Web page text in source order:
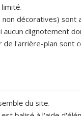
décoratives)
aucun clignotement
l'arrière-plan sont
du site.